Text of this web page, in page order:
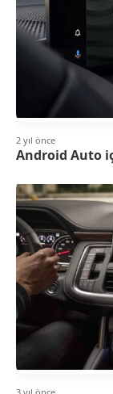
2 yıl önce
Android Auto